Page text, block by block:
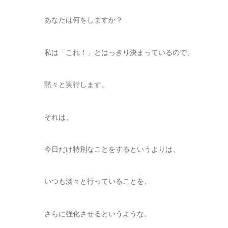
あなたは何をしますか？
私は「これ！」とはっきり決まっているので、
黙々と実行します。
それは、
今日だけ特別なことをするというよりは、
いつも淡々と行っていることを、
さらに強化させるというような。